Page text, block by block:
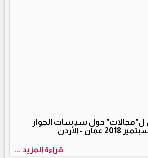
ل"مجالات" حول سياسات الجوار
قراءة المزيد ...